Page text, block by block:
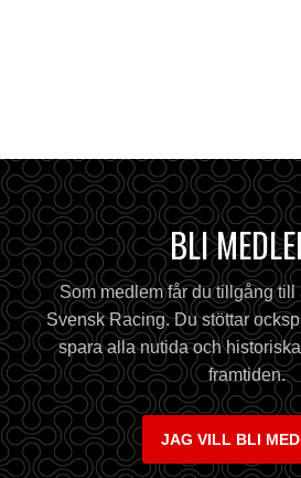
BLI
Som medlem får du tillgång
Svensk Racing. Du stöttar
spara alla nutida och
framtiden.
JAG VILL BLI